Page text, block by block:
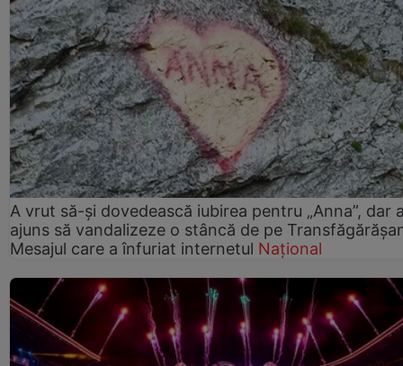
A vrut să-și dovedească iubirea pentru „Anna”, dar
ajuns să vandalizeze o stâncă de pe
Mesajul care a înfuriat internetul Național